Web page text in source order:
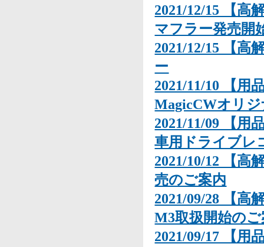
2021/12/15 【高
マフラー発売開
2021/12/15 【高
ー
2021/11/10 【用
MagicCWオリ
2021/11/09 【用
車用ドライブレ
2021/10/12 【高
売のご案内
2021/09/28 【高
M3取扱開始の
2021/09/17 【用